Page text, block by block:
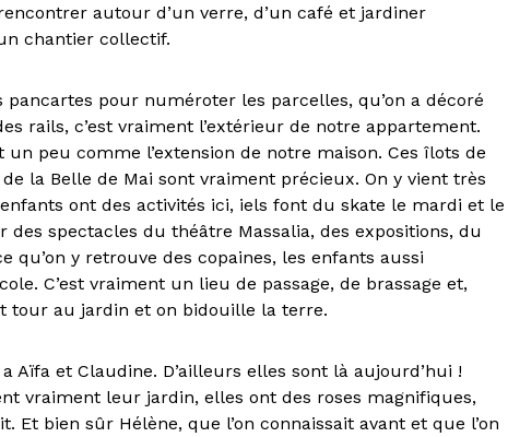
autour d’un verre, d’un café et jardiner
chantier collectif.
pancartes pour numéroter les parcelles, qu’on a décoré
rails, c’est vraiment l’extérieur de notre appartement.
un peu comme l’extension de notre maison. Ces îlots de
la Belle de Mai sont vraiment précieux. On y vient très
ont des activités ici, iels font du skate le mardi et le
spectacles du théâtre Massalia, des expositions, du
qu’on y retrouve des copaines, les enfants aussi
C’est vraiment un lieu de passage, de brassage et,
tour au jardin et on bidouille la terre.
Aïfa et Claudine. D’ailleurs elles sont là aujourd’hui !
vraiment leur jardin, elles ont des roses magnifiques,
Et bien sûr Hélène, que l’on connaissait avant et que l’on